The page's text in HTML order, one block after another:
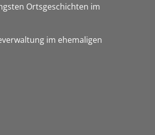
Ortsgeschichten im
im ehemaligen